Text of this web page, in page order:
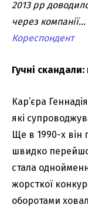
2013 рр
через
Кореспондент
Гучні скандали:
Кар’єра
які
Ще в 1990-х він
швидко
стала
жорсткої
оборотами